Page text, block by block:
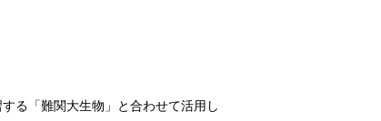
る「難関大生物」と合わせて活用し